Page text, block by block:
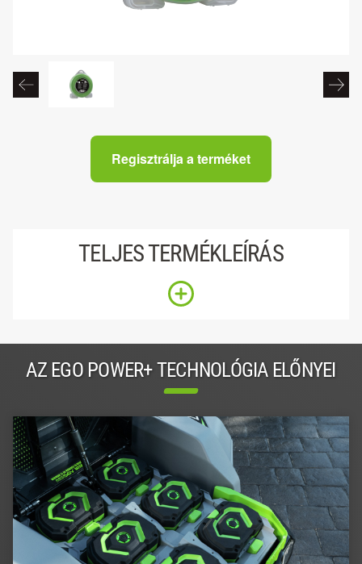
Regisztrálja a terméket
TELJES TERMÉKLEÍRÁS
AZ EGO POWER+ TECHNOLÓGIA ELŐNYEI